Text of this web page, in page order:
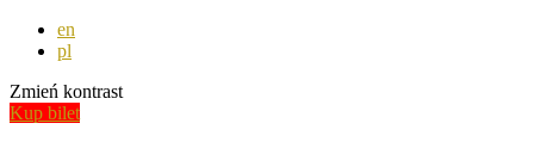
en
pl
Zmień kontrast
Kup bilet